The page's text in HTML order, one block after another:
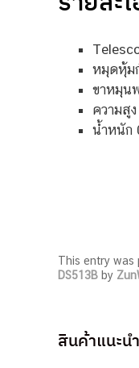
หมุดหุ้ม
ขาหมุน
ความสู
น้ำหนัก
This entry was
DS513B by
สินค้าแนะนำ